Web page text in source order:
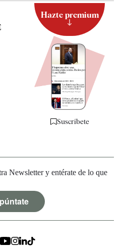
Hazte premium
Suscríbete
Newsletter y entérate de lo que